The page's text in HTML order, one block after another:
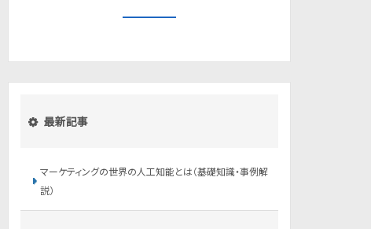
最新記事
マーケティングの世界の人工知能とは（基礎知識・事例解
説）